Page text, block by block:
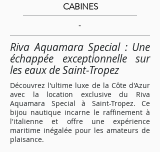
CABINES
-
Riva Aquamara Special : Une
échappée exceptionnelle sur
les eaux de Saint-Tropez
Découvrez l'ultime luxe de la Côte d'Azur
avec la location exclusive du Riva
Aquamara Special à Saint-Tropez. Ce
bijou nautique incarne le raffinement à
l'italienne et offre une expérience
maritime inégalée pour les amateurs de
plaisance.